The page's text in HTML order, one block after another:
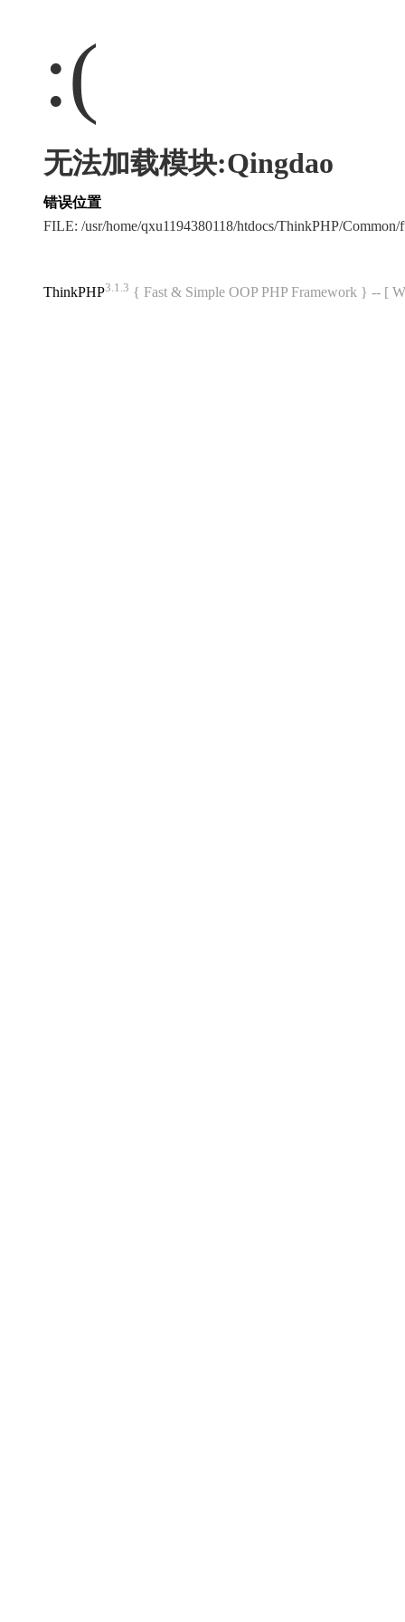
:(
无法加载模块:Qingdao
错误位置
FILE: /usr/home/qxu1194380118/htdocs/ThinkPHP/
ThinkPHP3.1.3 { Fast & Simple OOP PHP Framework } -- [